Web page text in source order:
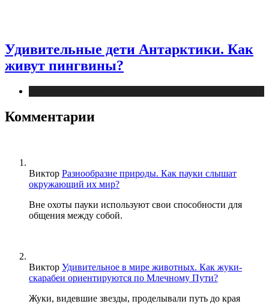
Удивительные дети Антарктики. Как
живут пингвины?
Комментарии
Виктор Разнообразие природы. Как пауки слышат
окружающий их мир?
Вне охоты пауки используют свои способности для
общения между собой.
Виктор Удивительное в мире животных. Как жуки-
скарабеи ориентируются по Млечному Пути?
Жуки, видевшие звезды, проделывали путь до края